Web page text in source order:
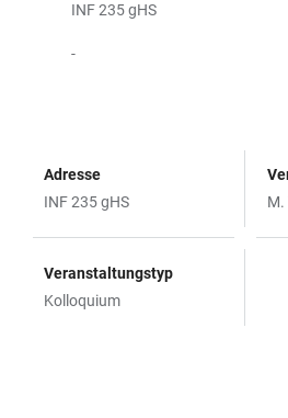
INF 235 gHS
-
Adresse
INF 235 gHS
M.
Veranstaltungstyp
Kolloquium